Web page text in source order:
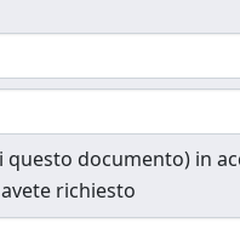
questo documento) in
richiesto